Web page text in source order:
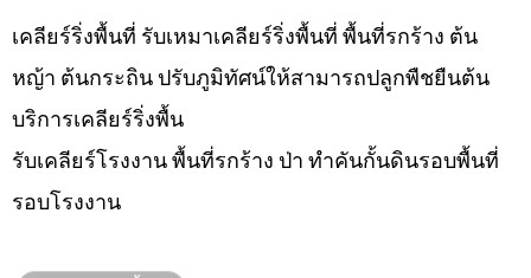
เคลียร์ริ่งพื้นที่ รับเหมาเคลียร์ริ่งพื้นที่ พื้นที่รกร้าง ต้น
หญ้า ต้นกระถิน ปรับภูมิทัศน์ให้สามารถปลูกพืชยืนต้น
บริการเคลียร์ริ่งพื้น
รับเคลียร์โรงงาน พื้นที่รกร้าง ป่า ทำคันกั้นดินรอบพื้นที่
รอบโรงงาน